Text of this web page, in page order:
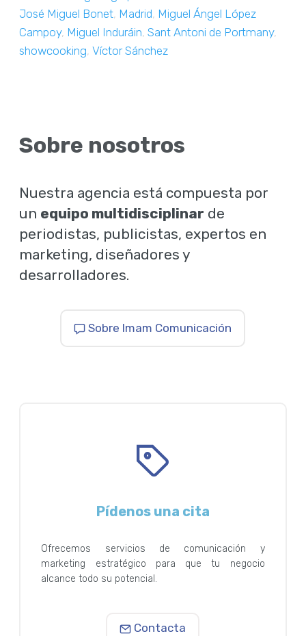
José Miguel Bonet, Madrid, Miguel Ángel López
Campoy, Miguel Induráin,Sant Antoni de Portmany,
showcooking,Víctor Sánchez
Sobre nosotros
Nuestra agencia está compuesta por
un equipo multidisciplinar de
periodistas, publicistas, expertos en
marketing, diseñadores y
desarrolladores.
Sobre Imam Comunicación
Pídenos una cita
Ofrecemos servicios de comunicación y
marketing estratégico para que tu negocio
alcance todo su potencial.
Contacta